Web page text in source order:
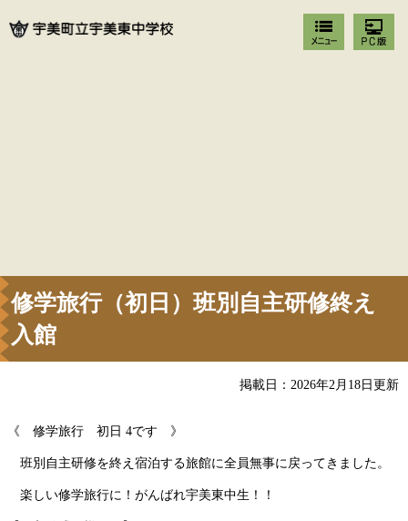
修学旅行（初日）班別自主研修終え
入館
掲載日：2026年2月18日更新
《 修学旅行 初日 4です 》
班別自主研修を終え宿泊する旅館に全員無事に戻ってきました。
楽しい修学旅行に！がんばれ宇美東中生！！